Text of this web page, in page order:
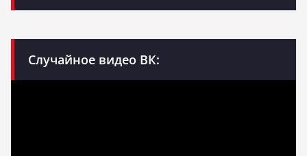
Случайное видео ВК: